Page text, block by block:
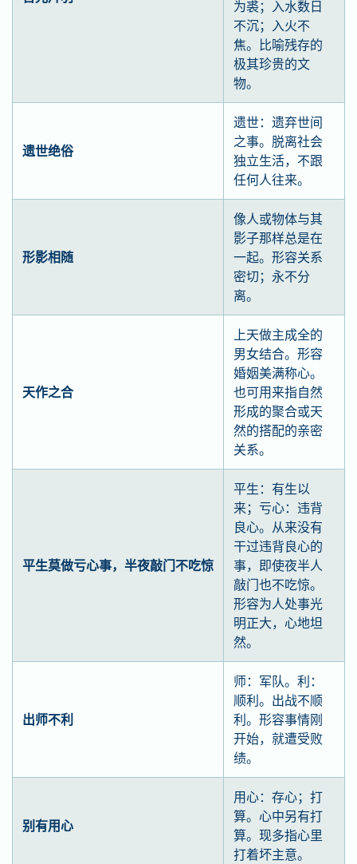
为裘；入水数日
不沉；入火不
焦。比喻残存的
极其珍贵的文
物。
遗世绝俗
遗世：遗弃世间
之事。脱离社会
独立生活，不跟
任何人往来。
形影相随
像人或物体与其
影子那样总是在
一起。形容关系
密切；永不分
离。
天作之合
上天做主成全的
男女结合。形容
婚姻美满称心。
也可用来指自然
形成的聚合或天
然的搭配的亲密
关系。
平生莫做亏心事，半夜敲门不吃惊
平生：有生以
来；亏心：违背
良心。从来没有
干过违背良心的
事，即使夜半人
敲门也不吃惊。
形容为人处事光
明正大，心地坦
然。
出师不利
师：军队。利：
顺利。出战不顺
利。形容事情刚
开始，就遭受败
绩。
别有用心
用心：存心；打
算。心中另有打
算。现多指心里
打着坏主意。